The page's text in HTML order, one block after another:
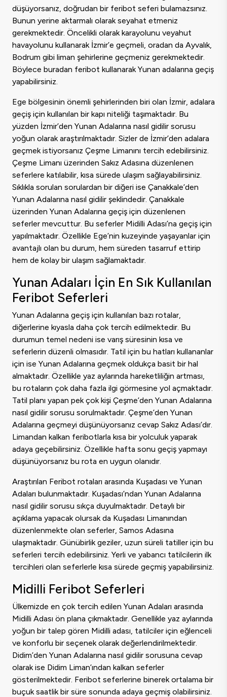
düşüyorsanız, doğrudan bir feribot seferi bulamazsınız.
Bunun yerine aktarmalı olarak seyahat etmeniz
gerekmektedir. Öncelikli olarak karayolunu veyahut
havayolunu kullanarak İzmir’e geçmeli, oradan da Ayvalık,
Bodrum gibi liman şehirlerine geçmeniz gerekmektedir.
Böylece buradan feribot kullanarak Yunan adalarına geçiş
yapabilirsiniz.
Ege bölgesinin önemli şehirlerinden biri olan İzmir, adalara
geçiş için kullanılan bir kapı niteliği taşımaktadır. Bu
yüzden İzmir’den Yunan Adalarına nasıl gidilir sorusu
yoğun olarak araştırılmaktadır. Sizler de İzmir’den adalara
geçmek istiyorsanız Çeşme Limanını tercih edebilirsiniz.
Çeşme Limanı üzerinden Sakız Adasına düzenlenen
seferlere katılabilir, kısa sürede ulaşım sağlayabilirsiniz.
Sıklıkla sorulan sorulardan bir diğeri ise Çanakkale’den
Yunan Adalarına nasıl gidilir şeklindedir. Çanakkale
üzerinden Yunan Adalarına geçiş için düzenlenen
seferler mevcuttur. Bu seferler Midilli Adası’na geçiş için
yapılmaktadır. Özellikle Ege’nin kuzeyinde yaşayanlar için
avantajlı olan bu durum, hem süreden tasarruf ettirip
hem de kolay bir ulaşım sağlamaktadır.
Yunan Adaları İçin En Sık Kullanılan
Feribot Seferleri
Yunan Adalarına geçiş için kullanılan bazı rotalar,
diğerlerine kıyasla daha çok tercih edilmektedir. Bu
durumun temel nedeni ise varış süresinin kısa ve
seferlerin düzenli olmasıdır. Tatil için bu hatları kullananlar
için ise Yunan Adalarına geçmek oldukça basit bir hal
almaktadır. Özellikle yaz aylarında hareketliliğin artması,
bu rotaların çok daha fazla ilgi görmesine yol açmaktadır.
Tatil planı yapan pek çok kişi Çeşme’den Yunan Adalarına
nasıl gidilir sorusu sorulmaktadır. Çeşme’den Yunan
Adalarına geçmeyi düşünüyorsanız cevap Sakız Adası’dır.
Limandan kalkan feribotlarla kısa bir yolculuk yaparak
adaya geçebilirsiniz. Özellikle hafta sonu geçiş yapmayı
düşünüyorsanız bu rota en uygun olanıdır.
Araştırılan Feribot rotaları arasında Kuşadası ve Yunan
Adaları bulunmaktadır. Kuşadası’ndan Yunan Adalarına
nasıl gidilir sorusu sıkça duyulmaktadır. Detaylı bir
açıklama yapacak olursak da Kuşadası Limanından
düzenlenmekte olan seferler, Samos Adasına
ulaşmaktadır. Günübirlik geziler, uzun süreli tatiller için bu
seferleri tercih edebilirsiniz. Yerli ve yabancı tatilcilerin ilk
tercihleri olan seferlerle kısa sürede geçmiş yapabilirsiniz.
Midilli Feribot Seferleri
Ülkemizde en çok tercih edilen Yunan Adaları arasında
Midilli Adası ön plana çıkmaktadır. Genellikle yaz aylarında
yoğun bir talep gören Midilli adası, tatilciler için eğlenceli
ve konforlu bir seçenek olarak değerlendirilmektedir.
Didim’den Yunan Adalarına nasıl gidilir sorusuna cevap
olarak ise Didim Liman’ından kalkan seferler
gösterilmektedir. Feribot seferlerine binerek ortalama bir
buçuk saatlik bir süre sonunda adaya geçmiş olabilirsiniz.